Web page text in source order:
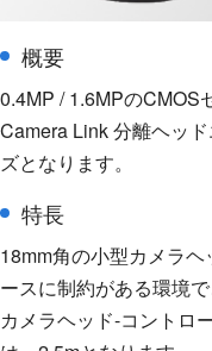
概要
0.4MP / 1.6MPのCMOS
Camera Link 分離ヘッ
ズとなります。
特長
18mm角の小型カメラ
ースに制約がある環境
カメラヘッド-コントロ